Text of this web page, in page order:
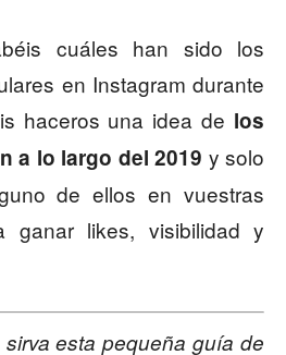
cuáles han sido los
en Instagram durante
haceros una idea de los
a lo largo del 2019 y solo
de ellos en vuestras
ganar likes, visibilidad y
esta pequeña guía de